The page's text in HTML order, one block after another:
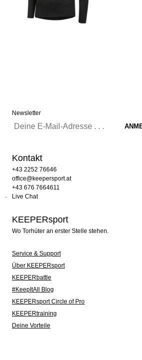
Newsletter
Kontakt
+43 2252 76646
office@keepersport.at
+43 676 7664611
Live Chat
KEEPERsport
Wo Torhüter an erster Stelle stehen.
Service & Support
Über KEEPERsport
KEEPERbattle
#KeepItAll Blog
KEEPERsport Circle of Pro
KEEPERtraining
Deine Vorteile